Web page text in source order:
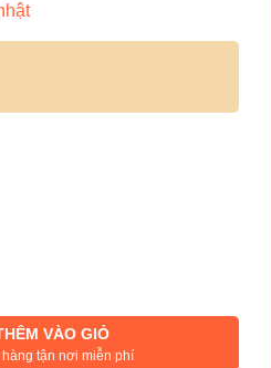
VÀO GIỎ
hàng tận nơi miễn phí